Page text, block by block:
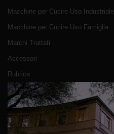
Macchine per Cucire Uso Industriale
Macchine per Cucire Uso Famiglia
Marchi Trattati
Accessori
Rubrica